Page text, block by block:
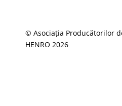
© Asociația Producătorilor
HENRO 2026